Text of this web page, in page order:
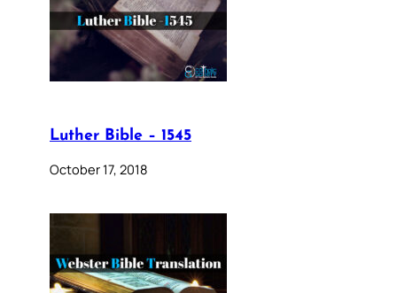
Luther Bible – 1545
October 17, 2018